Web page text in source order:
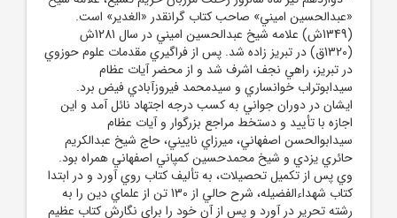
«عبدالحسين اميني» صاحب كتاب گرانقدر «الغدير» است.
(1349ش) علامه شيخ عبدالحسين اميني در سال 1281ش
(1320ق) در تبريز زاده شد. پس از فراگيري مقدمات علوم حوزوي
در تبريز، راهي نجف اشرف شد و از محضر آيات عظام
سيدابوتراب خوانساري و سيدمحمد فيروزآبادي فيض برد.
ايشان در دوران جواني به كسب درجه اجتهاد نائل آمد و اين
اجازه با تأييد و دستخط مراجع بزرگوار و آيات عظام
سيدابوالحسن اصفهاني، ميرزاي ناييني، حاج شيخ عبدالكريم
حائري يزدي و شيخ محمدحسين كمپاني اصفهاني همراه بود.
وي پس از تكميل تحصيلات، به تأليف كتاب روي آورد و در ابتدا
كتاب شهداءالفضيله، شرح حالي از 130 تن از علماي دين را به
رشته تحرير در آورد و پس از آن خود را براي نگارش كتاب عظيم